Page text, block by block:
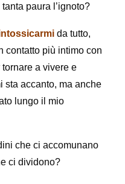
paura l’ignoto?
da tutto,
contatto più intimo con
a vivere e
sta accanto, ma anche
lungo il mio
che ci accomunano
ci dividono?